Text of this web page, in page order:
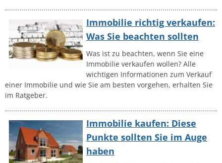
Immobilie richtig verkaufen:
Was Sie beachten sollten
Was ist zu beachten, wenn Sie eine
Immobilie verkaufen wollen? Alle
wichtigen Informationen zum Verkauf
einer Immobilie und wie Sie am besten vorgehen, erhalten Sie
im Ratgeber.
Immobilie kaufen: Diese
Punkte sollten Sie im Auge
haben